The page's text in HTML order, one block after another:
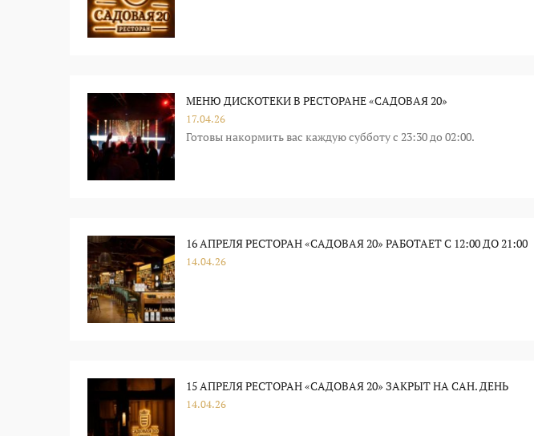
МЕНЮ ДИСКОТЕКИ В РЕСТОРАНЕ «САДОВАЯ 20»
17.04.26
Готовы накормить вас каждую субботу с 23:30 до 02:00.
16 АПРЕЛЯ РЕСТОРАН «‎САДОВАЯ 20» РАБОТАЕТ С 12:00 ДО 21:00
14.04.26
15 АПРЕЛЯ РЕСТОРАН «‎САДОВАЯ 20» ЗАКРЫТ НА САН. ДЕНЬ
14.04.26